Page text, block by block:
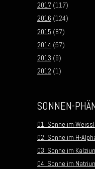
2017 (117)
2016 (124)
2015 (87)
2014 (57)
2013 (9)
2012 (1)
SONNEN-
01. Sonne im
02. Sonne im H-
03. Sonne im
04. Sonne im